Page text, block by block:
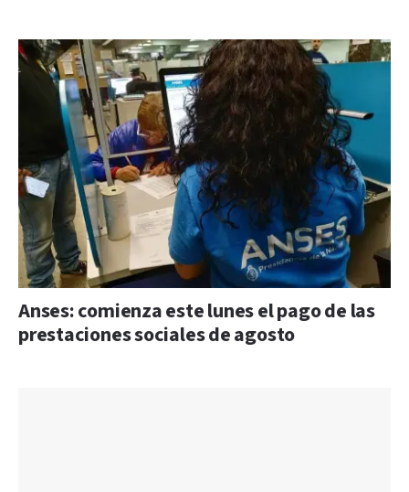
Anses: comienza este lunes el pago de las
prestaciones sociales de agosto